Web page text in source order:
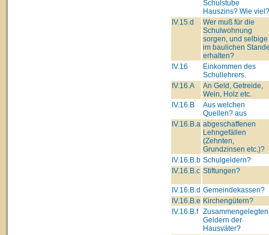
Schulstube
Hauszins? Wie viel?
IV.15.d
Wer muß für die
Schulwohnung
sorgen, und selbige
im baulichen
erhalten?
IV.16
Einkommen des
Schullehrers.
IV.16.A
An Geld, Getreide,
Wein, Holz etc.
IV.16.B
Aus welchen
Quellen? aus
IV.16.B.a abgeschaffenen
Lehngefällen
(Zehnten,
Grundzinsen etc.)?
IV.16.B.b Schulgeldern?
IV.16.B.c Stiftungen?
IV.16.B.d Gemeindekassen?
IV.16.B.e Kirchengütern?
IV.16.B.f Zusammengelegten
Geldern der
Hausväter?